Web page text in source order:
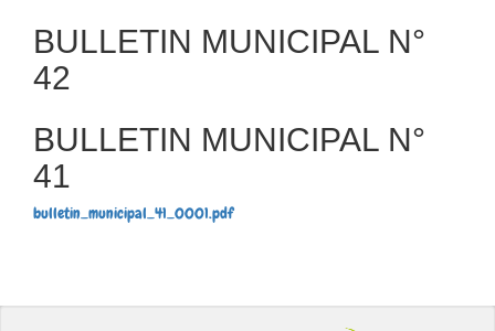
BULLETIN MUNICIPAL N°
42
BULLETIN MUNICIPAL N°
41
bulletin_municipal_41_0001.pdf